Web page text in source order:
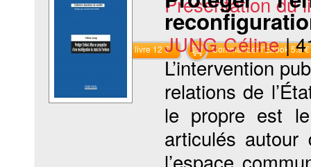
Commander le livre 12 € Commander l'Ebook 5.9 €
JUNG Céline |
L’intervention
relations de
le propre est
articulés